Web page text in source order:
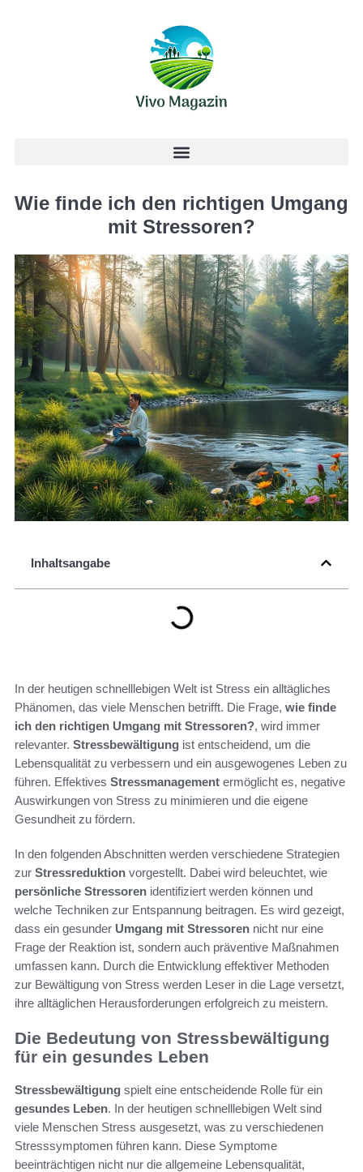
Wie finde ich den richtigen Umgang
mit Stressoren?
Inhaltsangabe
In der heutigen schnelllebigen Welt ist Stress ein alltägliches
Phänomen, das viele Menschen betrifft. Die Frage, wie finde
ich den richtigen Umgang mit Stressoren?, wird immer
relevanter. Stressbewältigung ist entscheidend, um die
Lebensqualität zu verbessern und ein ausgewogenes Leben zu
führen. Effektives Stressmanagement ermöglicht es, negative
Auswirkungen von Stress zu minimieren und die eigene
Gesundheit zu fördern.
In den folgenden Abschnitten werden verschiedene Strategien
zur Stressreduktion vorgestellt. Dabei wird beleuchtet, wie
persönliche Stressoren identifiziert werden können und
welche Techniken zur Entspannung beitragen. Es wird gezeigt,
dass ein gesunder Umgang mit Stressoren nicht nur eine
Frage der Reaktion ist, sondern auch präventive Maßnahmen
umfassen kann. Durch die Entwicklung effektiver Methoden
zur Bewältigung von Stress werden Leser in die Lage versetzt,
ihre alltäglichen Herausforderungen erfolgreich zu meistern.
Die Bedeutung von Stressbewältigung
für ein gesundes Leben
Stressbewältigung spielt eine entscheidende Rolle für ein
gesundes Leben. In der heutigen schnelllebigen Welt sind
viele Menschen Stress ausgesetzt, was zu verschiedenen
Stresssymptomen führen kann. Diese Symptome
beeinträchtigen nicht nur die allgemeine Lebensqualität,